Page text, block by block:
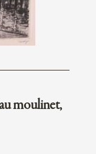
moulinet,